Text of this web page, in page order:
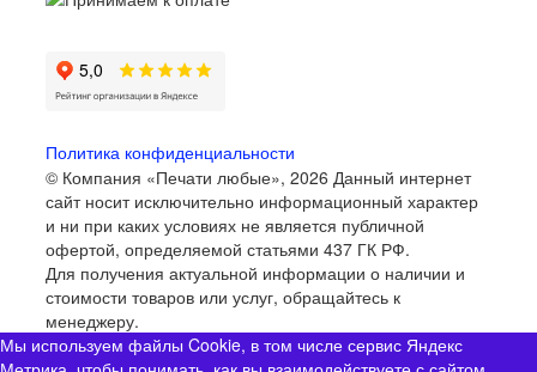
Политика конфиденциальности
© Компания «Печати любые», 2026 Данный интернет
сайт носит исключительно информационный характер
и ни при каких условиях не является публичной
офертой, определяемой статьями 437 ГК РФ.
Для получения актуальной информации о наличии и
стоимости товаров или услуг, обращайтесь к
менеджеру.
Мы используем файлы Cookie, в том числе сервис Яндекс